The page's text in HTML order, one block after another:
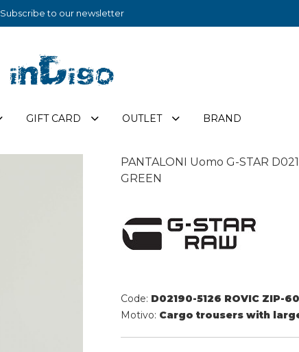
Subscribe to our newsletter
GIFT CARD OUTLET BRAND
PANTALONI Uomo G-STAR
GREEN
Code: D02190-5126 ROVIC ZIP-
Motivo: Cargo trousers with